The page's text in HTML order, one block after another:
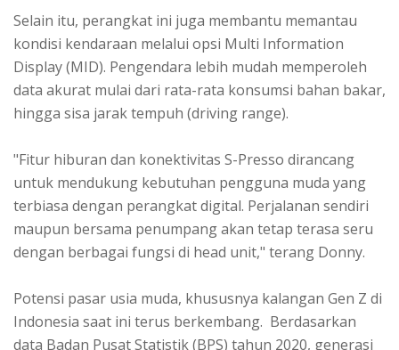
Selain itu, perangkat ini juga membantu memantau
kondisi kendaraan melalui opsi Multi Information
Display (MID). Pengendara lebih mudah memperoleh
data akurat mulai dari rata-rata konsumsi bahan bakar,
hingga sisa jarak tempuh (driving range).
"Fitur hiburan dan konektivitas S-Presso dirancang
untuk mendukung kebutuhan pengguna muda yang
terbiasa dengan perangkat digital. Perjalanan sendiri
maupun bersama penumpang akan tetap terasa seru
dengan berbagai fungsi di head unit," terang Donny.
Potensi pasar usia muda, khususnya kalangan Gen Z di
Indonesia saat ini terus berkembang. Berdasarkan
data Badan Pusat Statistik (BPS) tahun 2020, generasi